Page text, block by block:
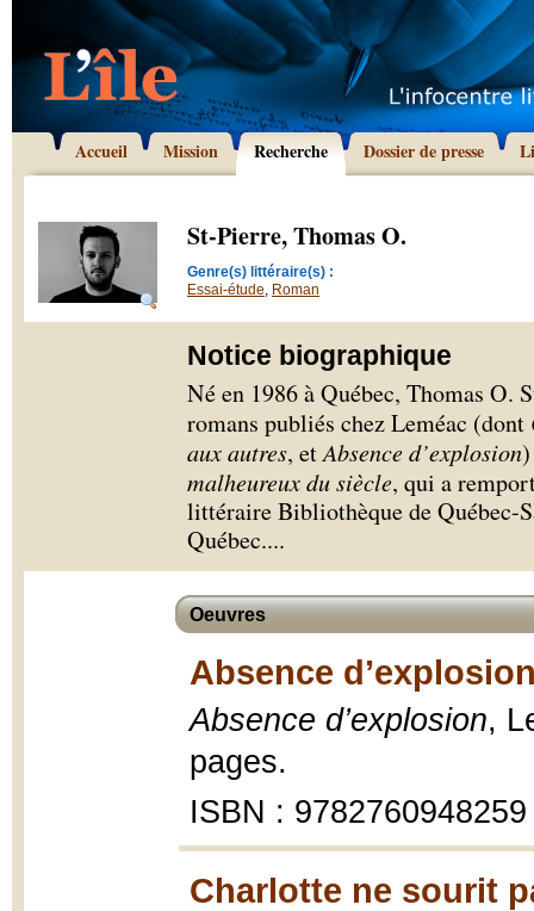
Accueil Mission Recherche Dossier de presse
St-Pierre, Thomas O.
Genre(s) littéraire(s) :
Essai-étude, Roman
Notice biographique
Né en 1986 à Québec, Thomas O.
romans publiés chez Leméac (dont
aux autres, etAbsence d’explosion
malheureux du siècle, qui a
littéraire Bibliothèque de Québec-
Québec....
Oeuvres
Absence
Absence d’explosion,
pages.
ISBN : 9782760948259
Charlotte ne sourit